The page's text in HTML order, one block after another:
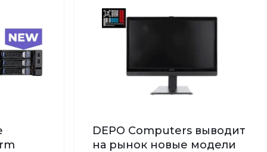
DEPO Computers выводит
на рынок новые модели